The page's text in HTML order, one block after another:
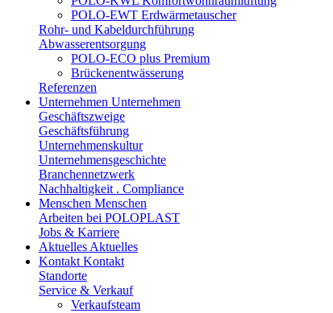
POLO-EWT Erdwärmetauscher
Rohr- und Kabeldurchführung
Abwasserentsorgung
POLO-ECO plus Premium
Brückenentwässerung
Referenzen
Unternehmen Unternehmen
Geschäftszweige
Geschäftsführung
Unternehmenskultur
Unternehmensgeschichte
Branchennetzwerk
Nachhaltigkeit . Compliance
Menschen Menschen
Arbeiten bei POLOPLAST
Jobs & Karriere
Aktuelles Aktuelles
Kontakt Kontakt
Standorte
Service & Verkauf
Verkaufsteam